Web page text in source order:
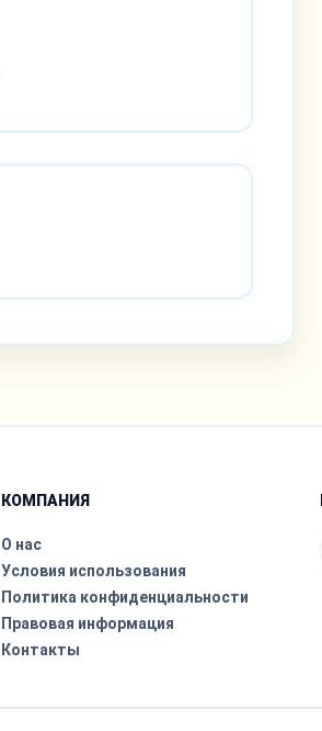
КОМПАНИЯ
О нас
Условия использования
Политика конфиденциальности
Правовая информация
Контакты